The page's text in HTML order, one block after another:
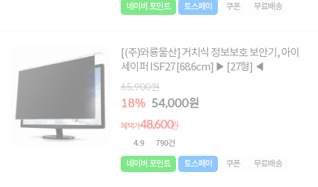
네이버 포인트 토스페이 쿠폰 무료배송
[(주)와룡물산] 거치식 정보보호 보안기, 아이
세이퍼 ISF27 [68.6cm] ▶ [27형] ◀
65,900원
18% 54,000원
혜택가48,600원
4.9 790건
네이버 포인트 토스페이 쿠폰 무료배송